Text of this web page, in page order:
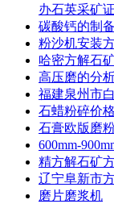
办石英采矿
碳酸钙的制
粉沙机安装
哈密方解石
高压磨的分
福建泉州市
石蜡粉碎价格
石膏欧版磨
600mm-
精方解石矿
辽宁阜新市
磨片磨浆机